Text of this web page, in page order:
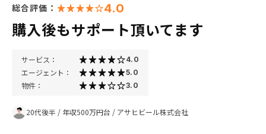
総合評価： 4.0
購入後もサポート頂いてます
サービス： 4.0
エージェント： 5.0
物件： 3.0
20代後半 / 年収500万円台 / アサヒビール株式会社